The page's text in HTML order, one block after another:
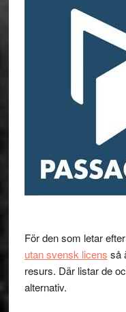
För den som letar
utan svensk licens så
resurs. Där listar de
alternativ.